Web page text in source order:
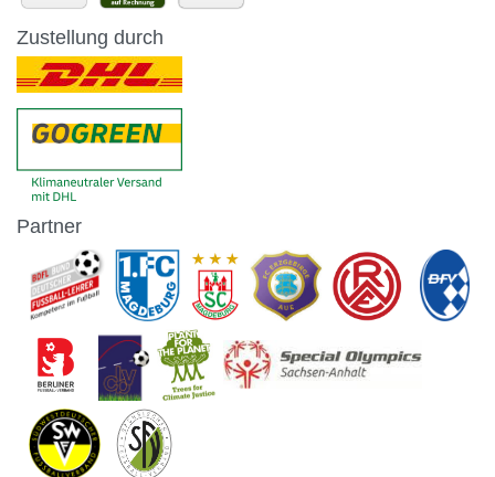
Zustellung durch
Partner